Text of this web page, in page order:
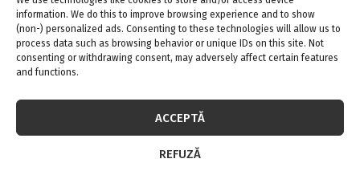
information. We do this to improve browsing experience and to show
(non-) personalized ads. Consenting to these technologies will allow us to
process data such as browsing behavior or unique IDs on this site. Not
consenting or withdrawing consent, may adversely affect certain features
and functions.
ACCEPTĂ
REFUZĂ
scheme